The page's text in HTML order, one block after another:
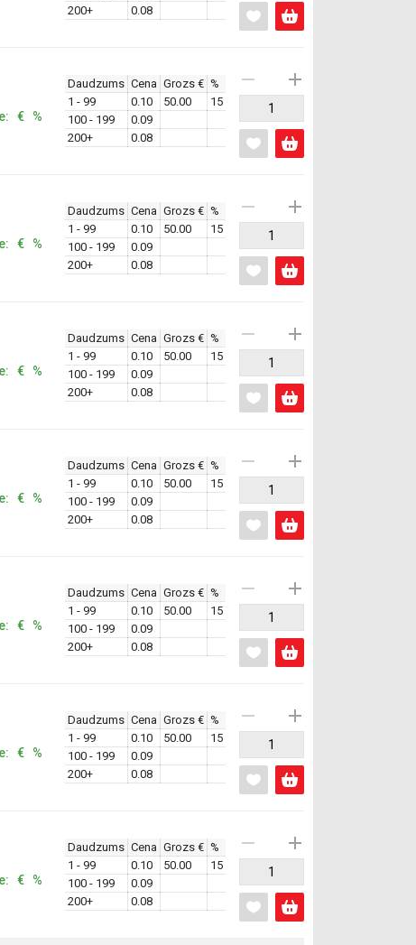
200+
0.08
€ %
Daudzums Cena Grozs € %
1 - 99
0.10 50.00
15
100 - 199
0.09
200+
0.08
€ %
Daudzums Cena Grozs € %
1 - 99
0.10 50.00
15
100 - 199
0.09
200+
0.08
€ %
Daudzums Cena Grozs € %
1 - 99
0.10 50.00
15
100 - 199
0.09
200+
0.08
€ %
Daudzums Cena Grozs € %
1 - 99
0.10 50.00
15
100 - 199
0.09
200+
0.08
€ %
Daudzums Cena Grozs € %
1 - 99
0.10 50.00
15
100 - 199
0.09
200+
0.08
€ %
Daudzums Cena Grozs € %
1 - 99
0.10 50.00
15
100 - 199
0.09
200+
0.08
€ %
Daudzums Cena Grozs € %
1 - 99
0.10 50.00
15
100 - 199
0.09
200+
0.08